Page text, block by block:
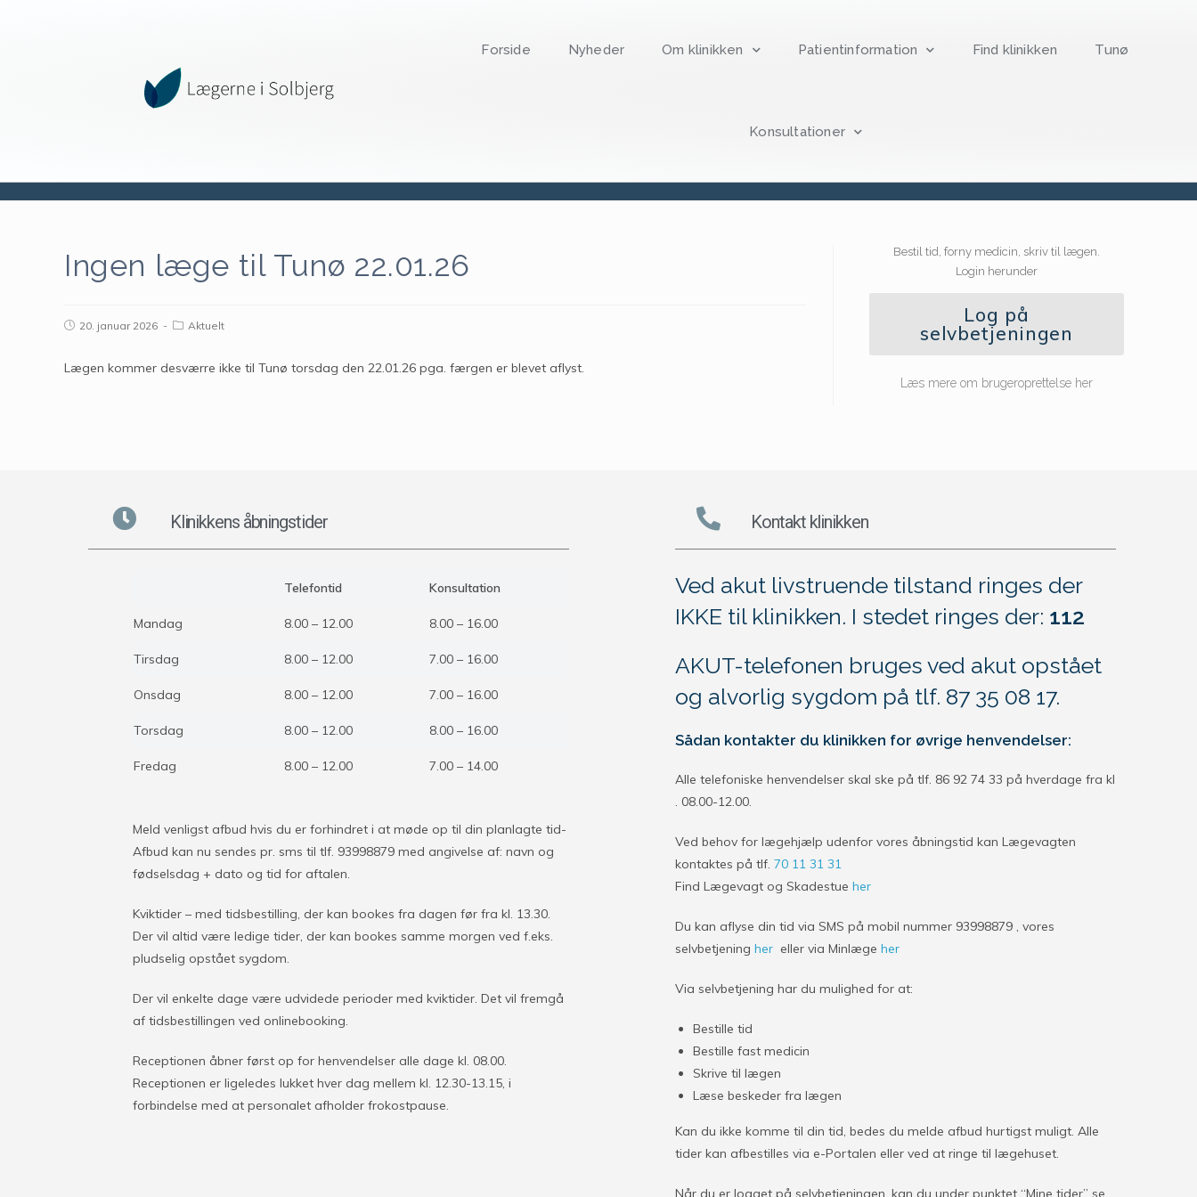
Forside Nyheder Om klinikken Patientinformation Find klinikken Tunø
Konsultationer
Ingen læge til Tunø 22.01.26
20. januar 2026 Aktuelt
Lægen kommer desværre ikke til Tunø torsdag den 22.01.26 pga. færgen er blevet aflyst.
Bestil tid, forny medicin, skriv til lægen.
Login herunder
Log på
selvbetjeningen
Læs mere om brugeroprettelse her
Klinikkens åbningstider
Telefontid Konsultation
Mandag 8.00 – 12.00 8.00 – 16.00
Tirsdag 8.00 – 12.00 7.00 – 16.00
Onsdag 8.00 – 12.00 7.00 – 16.00
Torsdag 8.00 – 12.00 8.00 – 16.00
Fredag 8.00 – 12.00 7.00 – 14.00
Meld venligst afbud hvis du er forhindret i at møde op til din planlagte tid-
Afbud kan nu sendes pr. sms til tlf. 93998879 med angivelse af: navn og
fødselsdag + dato og tid for aftalen.
Kviktider – med tidsbestilling, der kan bookes fra dagen før fra kl. 13.30.
Der vil altid være ledige tider, der kan bookes samme morgen ved f.eks.
pludselig opstået sygdom.
Der vil enkelte dage være udvidede perioder med kviktider. Det vil fremgå
af tidsbestillingen ved onlinebooking.
Receptionen åbner først op for henvendelser alle dage kl. 08.00.
Receptionen er ligeledes lukket hver dag mellem kl. 12.30-13.15, i
forbindelse med at personalet afholder frokostpause.
Kontakt klinikken
Ved akut livstruende tilstand ringes der
IKKE til klinikken. I stedet ringes der: 112
AKUT-telefonen bruges ved akut opstået
og alvorlig sygdom på tlf. 87 35 08 17.
Sådan kontakter du klinikken for øvrige henvendelser:
Alle telefoniske henvendelser skal ske på tlf. 86 92 74 33 på hverdage fra kl
. 08.00-12.00.
Ved behov for lægehjælp udenfor vores åbningstid kan Lægevagten
kontaktes på tlf.70 11 31 31
Find Lægevagt og Skadestueher
Du kan aflyse din tid via SMS på mobil nummer 93998879 , vores
selvbetjeningher eller via Minlægeher
Via selvbetjening har du mulighed for at:
Bestille tid
Bestille fast medicin
Skrive til lægen
Læse beskeder fra lægen
Kan du ikke komme til din tid, bedes du melde afbud hurtigst muligt. Alle
tider kan afbestilles via e-Portalen eller ved at ringe til lægehuset.
Når du er logget på selvbetjeningen, kan du under punktet “Mine tider” se